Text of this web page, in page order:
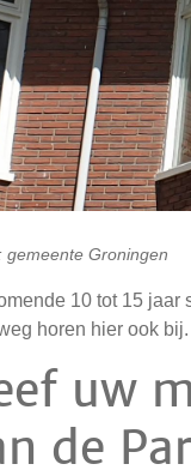
gemeente Groningen
10 tot 15
horen hier ook
uw
de